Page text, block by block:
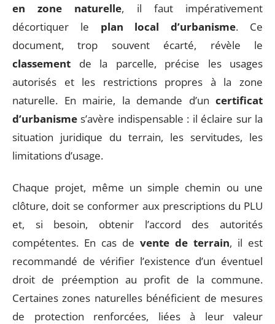
en zone naturelle, il faut impérativement
décortiquer le plan local d’urbanisme. Ce
document, trop souvent écarté, révèle le
classement de la parcelle, précise les usages
autorisés et les restrictions propres à la zone
naturelle. En mairie, la demande d’un certificat
d’urbanisme s’avère indispensable : il éclaire sur la
situation juridique du terrain, les servitudes, les
limitations d’usage.
Chaque projet, même un simple chemin ou une
clôture, doit se conformer aux prescriptions du PLU
et, si besoin, obtenir l’accord des autorités
compétentes. En cas de vente de terrain, il est
recommandé de vérifier l’existence d’un éventuel
droit de préemption au profit de la commune.
Certaines zones naturelles bénéficient de mesures
de protection renforcées, liées à leur valeur